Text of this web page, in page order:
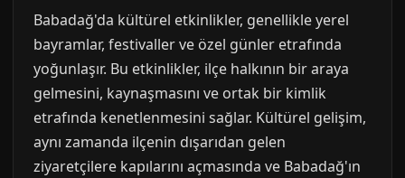
Babadağ'da kültürel etkinlikler, genellikle yerel
bayramlar, festivaller ve özel günler etrafında
yoğunlaşır. Bu etkinlikler, ilçe halkının bir araya
gelmesini, kaynaşmasını ve ortak bir kimlik
etrafında kenetlenmesini sağlar. Kültürel gelişim,
aynı zamanda ilçenin dışarıdan gelen
ziyaretçilere kapılarını açmasında ve Babadağ'ın